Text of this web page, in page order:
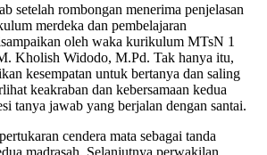
setelah rombongan menerima penjelasan
merdeka dan pembelajaran
oleh waka kurikulum MTsN 1
Kholish Widodo, M.Pd. Tak hanya itu,
kesempatan untuk bertanya dan saling
keakraban dan kebersamaan kedua
tanya jawab yang berjalan dengan santai.
cendera mata sebagai tanda
madrasah. Selanjutnya perwakilan